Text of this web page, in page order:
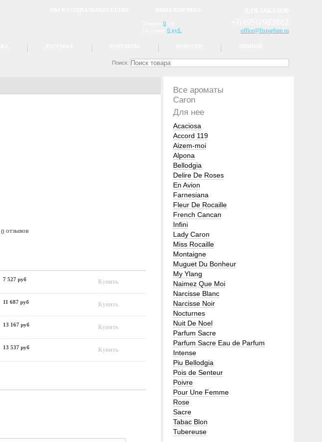
office@fixparfum.ru
0
0 руб.
Поиск:
0 отзывов
7 527 руб
11 687 руб
13 167 руб
13 537 руб
Все ароматы
Caron
Для нее
Acaciosa
Accord 119
Aizem-moi
Alpona
Bellodgia
Delire De Roses
En Avion
Farnesiana
Fleur De Rocaille
French Cancan
Infini
Lady Caron
Miss Rocaille
Montaigne
Muguet Du Bonheur
My Ylang
Naimez Que Moi
Narcisse Blanc
Narcisse Noir
Nocturnes
Nuit De Noel
Parfum Sacre
Parfum Sacre Eau de Parfum
Intense
Piu Bellodgia
Pois de Senteur
Poivre
Pour Une Femme
Rose
Sacre
Tabac Blon
Tubereuse